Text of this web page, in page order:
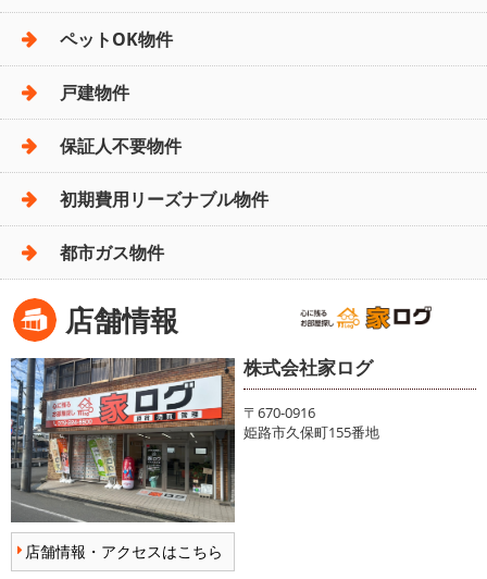
ペットOK物件
戸建物件
保証人不要物件
初期費用リーズナブル物件
都市ガス物件
店舗情報
店舗情報・アクセスはこちら
株式会社家ログ
〒670-0916
姫路市久保町155番地